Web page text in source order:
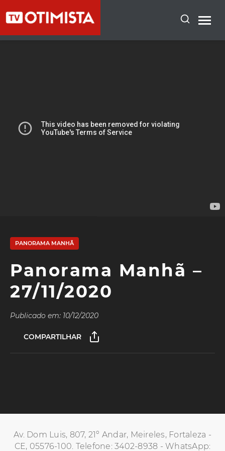
PANORAMA MANHÃ
Panorama Manhã –
27/11/2020
Publicado em: 10/12/2020
COMPARTILHAR
Av. Dom Luis, 807, 21º Andar, Meireles, Fortaleza -
CE, 05576-100. Telefone: 3402-8938 - WhatsApp: